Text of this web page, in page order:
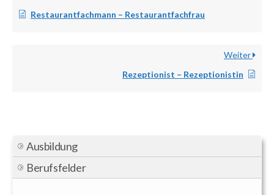
Ausbildung
Berufsfelder
Restaurantfachmann – Restaurantfachfrau
Weiter
Rezeptionist – Rezeptionistin